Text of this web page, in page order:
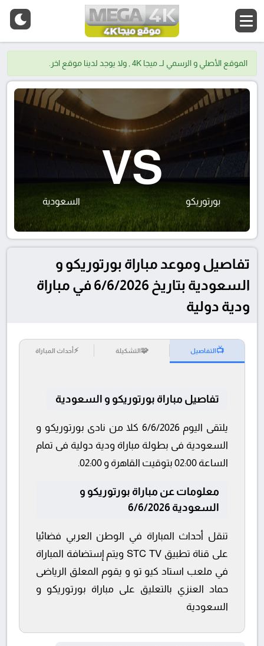
الموقع الأصلي و الرسمي لــ ميجا 4K , ولا يوجد لدينا موقع اخر.
بورتوريكو
VS
السعودية
تفاصيل وموعد مباراة بورتوريكو و
السعودية بتاريخ 6/6/2026 في مباراة
ودية دولية
📺التفاصيل 🧩التشكيلة ⚡أحداث المباراة
تفاصيل مباراة بورتوريكو و السعودية
يلتقى اليوم 6/6/2026 كلا من نادى بورتوريكو و
السعودية فى بطولة مباراة ودية دولية فى تمام
الساعة 02:00 بتوقيت القاهرة و 02:00.
معلومات عن مباراة بورتوريكو و
السعودية 6/6/2026
تنقل أحداث المباراة في الوطن العربي فضائيا
على قناة تطبيق STC TV ويتم إستضافة المباراة
في ملعب استاد كيو تو و يقوم المعلق الرياضى
حماد العنزي بالتعليق على مباراة بورتوريكو و
السعودية